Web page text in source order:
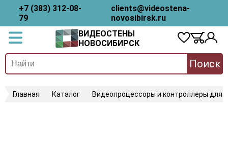
+7 (383) 312-08-
79
clients@videostena-
novosibirsk.ru
ВИДЕОСТЕНЫ
НОВОСИБИРСК
Поиск
Главная Каталог Видеопроцессоры и контроллеры для